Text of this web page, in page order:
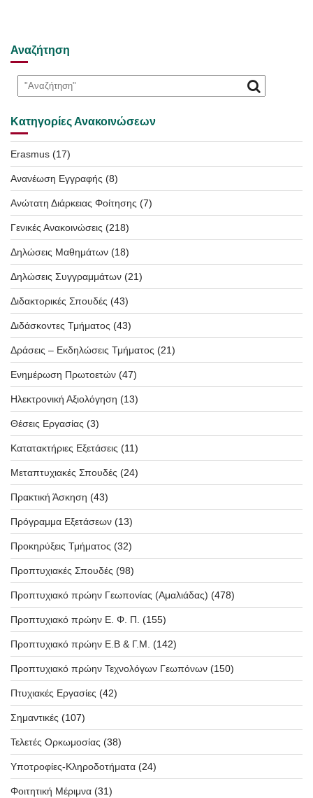
Αναζήτηση
Κατηγορίες Ανακοινώσεων
Erasmus (17)
Ανανέωση Εγγραφής (8)
Ανώτατη Διάρκειας Φοίτησης (7)
Γενικές Ανακοινώσεις (218)
Δηλώσεις Μαθημάτων (18)
Δηλώσεις Συγγραμμάτων (21)
Διδακτορικές Σπουδές (43)
Διδάσκοντες Τμήματος (43)
Δράσεις – Εκδηλώσεις Τμήματος (21)
Ενημέρωση Πρωτοετών (47)
Ηλεκτρονική Αξιολόγηση (13)
Θέσεις Εργασίας (3)
Κατατακτήριες Εξετάσεις (11)
Μεταπτυχιακές Σπουδές (24)
Πρακτική Άσκηση (43)
Πρόγραμμα Εξετάσεων (13)
Προκηρύξεις Τμήματος (32)
Προπτυχιακές Σπουδές (98)
Προπτυχιακό πρώην Γεωπονίας (Αμαλιάδας) (478)
Προπτυχιακό πρώην Ε. Φ. Π. (155)
Προπτυχιακό πρώην Ε.Β & Γ.Μ. (142)
Προπτυχιακό πρώην Τεχνολόγων Γεωπόνων (150)
Πτυχιακές Εργασίες (42)
Σημαντικές (107)
Τελετές Ορκωμοσίας (38)
Υποτροφίες-Κληροδοτήματα (24)
Φοιτητική Μέριμνα (31)